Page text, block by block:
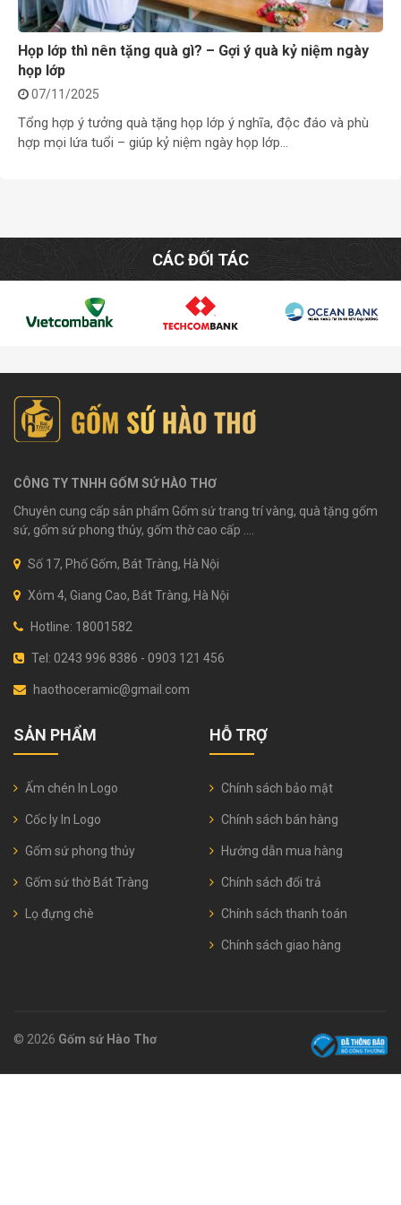
Họp lớp thì nên tặng quà gì? – Gợi ý quà kỷ niệm ngày
họp lớp
07/11/2025
Tổng hợp ý tưởng quà tặng họp lớp ý nghĩa, độc đáo và phù
hợp mọi lứa tuổi – giúp kỷ niệm ngày họp lớp…
CÁC ĐỐI TÁC
CÔNG TY TNHH GỐM SỨ HÀO THƠ
Chuyên cung cấp sản phẩm Gốm sứ trang trí vàng, quà tặng gốm
sứ, gốm sứ phong thủy, gốm thờ cao cấp ....
Số 17, Phố Gốm, Bát Tràng, Hà Nội
Xóm 4, Giang Cao, Bát Tràng, Hà Nội
Hotline: 18001582
Tel: 0243 996 8386 - 0903 121 456
haothoceramic@gmail.com
SẢN PHẨM
Ấm chén In Logo
Cốc ly In Logo
Gốm sứ phong thủy
Gốm sứ thờ Bát Tràng
Lọ đựng chè
HỖ TRỢ
Chính sách bảo mật
Chính sách bán hàng
Hướng dẫn mua hàng
Chính sách đổi trả
Chính sách thanh toán
Chính sách giao hàng
© 2026 Gốm sứ Hào Thơ